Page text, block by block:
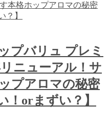
プバリュ プレミ
ニューアル！サ
プアロマの秘密
！orまずい？】